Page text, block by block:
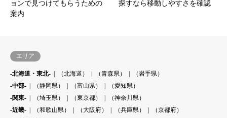
ョンで見つけてもらうための
案内
探すなら移動しやすさを確認
エリア
-北海道・東北- （北海道） （青森県）
（岩手県）
-中部-
（静岡県） （富山県）
（愛知県）
-関東-
（埼玉県） （東京都）
（神奈川県）
-近畿-
（和歌山県） （大阪府） （兵庫県）
（京都府）